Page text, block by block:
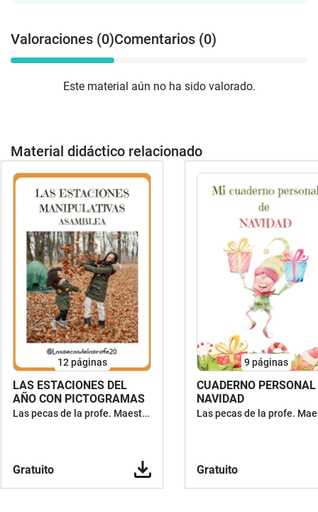
Valoraciones (0)Comentarios (0)
Este material aún no ha sido valorado.
Material didáctico relacionado
12páginas
LAS ESTACIONES DEL
AÑO CON PICTOGRAMAS
Las pecas de la profe. Maestra y escritora de cuentos
Gratuito
9páginas
CUADERNO PERSONAL MI
NAVIDAD
Gratuito